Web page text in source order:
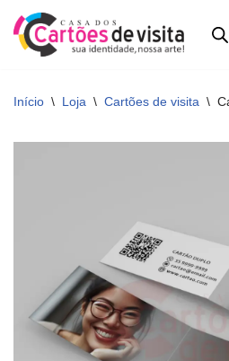
Pular
Início \ Loja \ Cartões de visita \